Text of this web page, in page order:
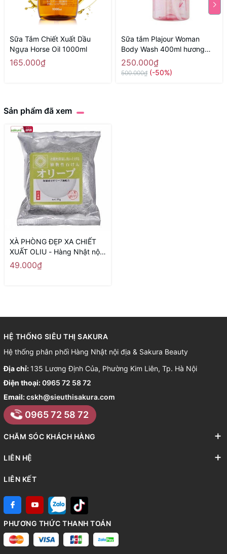
Sữa Tắm Chiết Xuất Dầu
Ngựa Horse Oil 1000ml
165.000₫
Sữa tắm Plajour Woman
Body Wash 400ml hương
hoa - Hàng Nhật nội địa
250.000₫
500.000₫ (-50%)
Sản phẩm đã xem
XÀ PHÒNG ĐẸP XA CHIẾT
XUẤT OLIU - Hàng Nhật nội
địa
49.000₫
HỆ THỐNG SIÊU THỊ SAKURA
Hệ thống phân phối Hàng Nhật nội địa & Sakura Beauty
Địa chỉ: 135 Lương Định Của, Phường Kim Liên, Tp. Hà Nội
Điện thoại:0965 72 58 72
Email:cskh@sieuthisakura.com
0965 72 58 72
CHĂM SÓC KHÁCH HÀNG
LIÊN HỆ
LIÊN KẾT
PHƯƠNG THỨC THANH TOÁN